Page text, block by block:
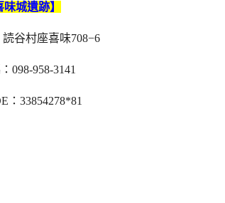
味城遺跡】
谷村座喜味708−6
098-958-3141
：33854278*81